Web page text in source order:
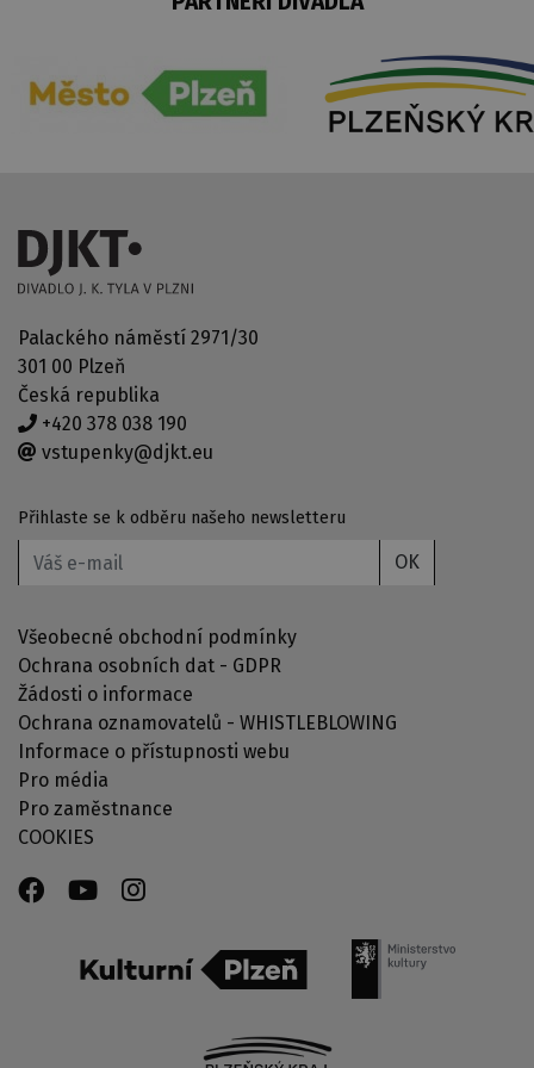
Palackého náměstí 2971/30
301 00 Plzeň
Česká republika
+420 378 038 190
vstupenky@djkt.eu
Přihlaste se k odběru našeho newsletteru
OK
Všeobecné obchodní podmínky
Ochrana osobních dat - GDPR
Žádosti o informace
Ochrana oznamovatelů - WHISTLEBLOWING
Informace o přístupnosti webu
Pro média
Pro zaměstnance
COOKIES